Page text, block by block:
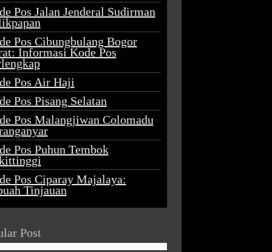
Pos Jalan Jenderal Sudirman
Pos Cibungbulang Bogor
Informasi Kode Pos
Pos Air Haji
Pos Pisang Selatan
Pos Malangjiwan Colomadu
Pos Puhun Tembok
Pos Ciparay Majalaya:
Tinjauan
Post